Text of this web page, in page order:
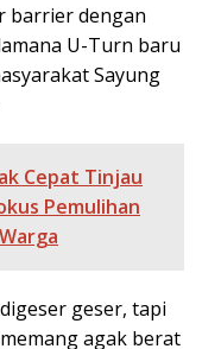
barrier dengan
U-Turn baru
Sayung
Cepat Tinjau
Pemulihan
geser, tapi
agak berat